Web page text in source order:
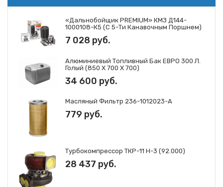
Трубопроводы системы охлаждения ДЗ-98
«Дальнобойщик PREMIUM» КМЗ Д144-
1000108-К5 (с 5-Ти Канавочным Поршнем)
7 028 руб.
Алюминиевый Топливный Бак ЕВРО 300 Л.
Голый (850 Х 700 Х 700)
34 600 руб.
Масляный Фильтр 236-1012023-А
779 руб.
Турбокомпрессор ТКР-11 Н-3 (92.000)
28 437 руб.